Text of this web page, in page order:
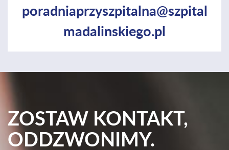
poradniaprzyszpitalna@szpital
madalinskiego.pl
ZOSTAW KONTAKT,
ODDZWONIMY.